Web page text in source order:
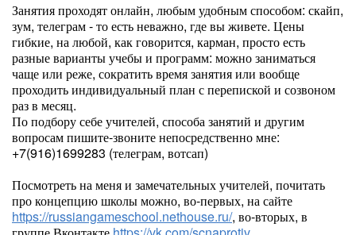
Занятия проходят онлайн, любым удобным способом: скайп,
зум, телеграм - то есть неважно, где вы живете. Цены
гибкие, на любой, как говорится, карман, просто есть
разные варианты учебы и программ: можно заниматься
чаще или реже, сократить время занятия или вообще
проходить индивидуальный план с перепиской и созвоном
раз в месяц.
По подбору себе учителей, способа занятий и другим
вопросам пишите-звоните непосредственно мне:
+7(916)1699283 (телеграм, вотсап)
Посмотреть на меня и замечательных учителей, почитать
про концепцию школы можно, во-первых, на сайте
https://russiangameschool.nethouse.ru/, во-вторых, в